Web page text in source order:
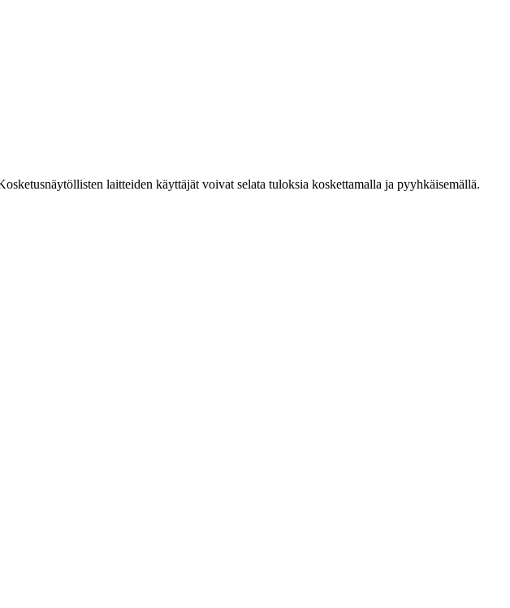
laitteiden käyttäjät voivat selata tuloksia koskettamalla ja pyyhkäisemällä.